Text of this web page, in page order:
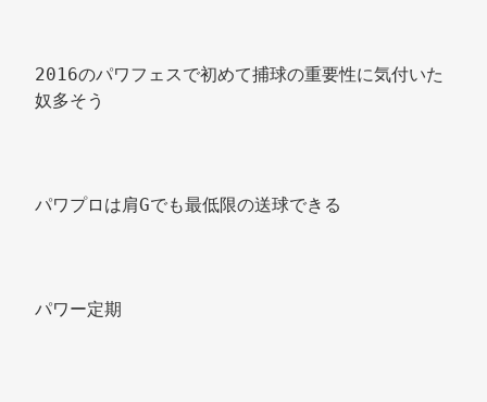
2016のパワフェスで初めて捕球の重要性に気付いた
奴多そう
パワプロは肩Gでも最低限の送球できる
パワー定期